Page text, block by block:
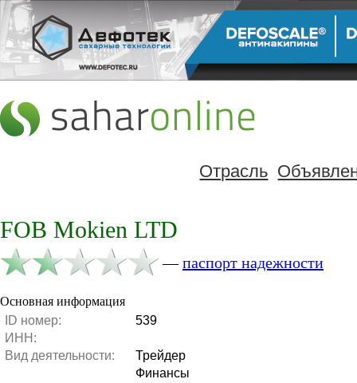
Отрасль
FOB Mokien LTD
—паспорт надежности
Основная информация
ID номер:
539
ИНН:
Вид деятельности:
Трейдер
Финансы